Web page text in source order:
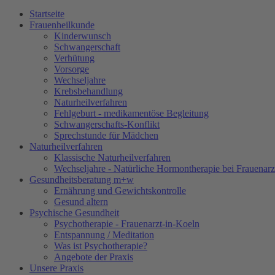
Startseite
Frauenheilkunde
Kinderwunsch
Schwangerschaft
Verhütung
Vorsorge
Wechseljahre
Krebsbehandlung
Naturheilverfahren
Fehlgeburt - medikamentöse Begleitung
Schwangerschafts-Konflikt
Sprechstunde für Mädchen
Natur­heilverfahren
Klassische Naturheilverfahren
Wechseljahre - Natürliche Hormontherapie bei
Gesundheitsberatung m+w
Ernährung und Gewichtskontrolle
Gesund altern
Psychische Gesundheit
Psychotherapie - Frauenarzt-in-Koeln
Entspannung / Meditation
Was ist Psychotherapie?
Angebote der Praxis
Unsere Praxis